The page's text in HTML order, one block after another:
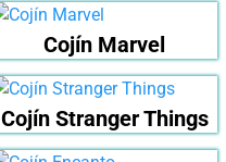
Cojín Marvel
Cojín Stranger Things